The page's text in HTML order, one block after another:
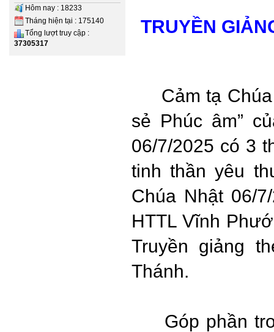
Hôm nay : 18233
Tháng hiện tại : 175140
Tổng lượt truy cập :
37305317
TRUYỀN
Cảm tạ Chúa
sẻ Phúc âm”
06/7/2025 có 3
tinh thần yêu
Chúa Nhật 06/
HTTL Vĩnh
Truyền giảng
Thánh.
Góp phần